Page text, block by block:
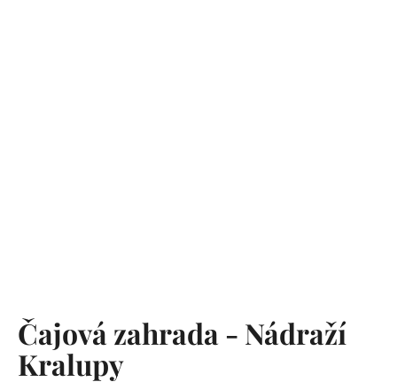
Čajová zahrada - Nádraží
Kralupy